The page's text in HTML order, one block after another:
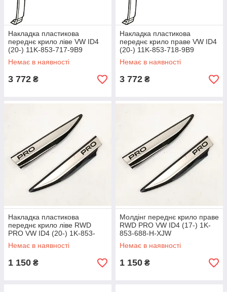
Накладка пластикова
переднє крило ліве VW ID4
(20-) 11K-853-717-9B9
Немає в наявності
3 772 ₴
Накладка пластикова
переднє крило праве VW ID4
(20-) 11K-853-718-9B9
Немає в наявності
3 772 ₴
Накладка пластикова
переднє крило ліве RWD
PRO VW ID4 (20-) 1K-853-
689-H-XJW
Немає в наявності
1 150 ₴
Молдінг переднє крило праве
RWD PRO VW ID4 (17-) 1K-
853-688-H-XJW
Немає в наявності
1 150 ₴